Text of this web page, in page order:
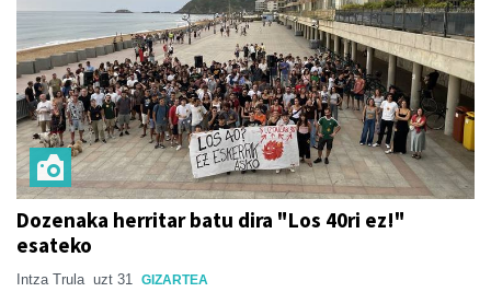
Dozenaka herritar batu dira "Los 40ri ez!"
esateko
Intza Trula uzt 31 GIZARTEA